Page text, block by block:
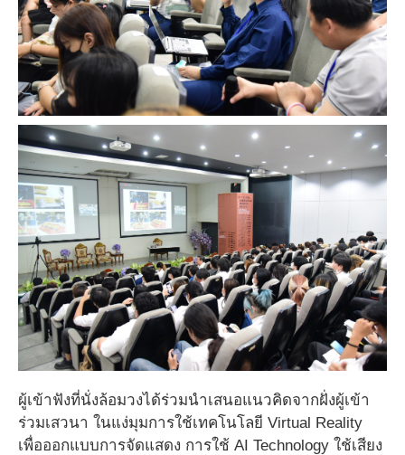
ผู้เข้าฟังที่นั่งล้อมวงได้ร่วมนำเสนอแนวคิดจากฝั่งผู้เข้า
ร่วมเสวนา ในแง่มุมการใช้เทคโนโลยี Virtual Reality
เพื่อออกแบบการจัดแสดง การใช้ AI Technology ใช้เสียง